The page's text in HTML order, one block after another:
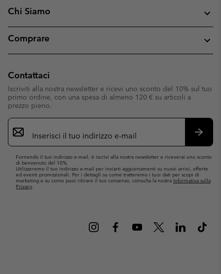
Chi Siamo
Comprare
Contattaci
Iscriviti alla nostra newsletter e ricevi uno sconto del 10% sul tuo
primo ordine, con una spesa di almeno 120 € su articoli a
prezzo pieno.
Iscrizione
e-
mail
Fornendo il tuo indirizzo e-mail, ti iscrivi alla nostra newsletter e riceverai uno sconto
di benvenuto del 10%.
Utilizzeremo il tuo indirizzo e-mail per inviarti aggiornamenti su nuovi arrivi, offerte
ed eventi promozionali. Per i dettagli su come tratteremo i tuoi dati per scopi di
marketing e su come puoi ritirare il tuo consenso, consulta la nostra Informativa sulla
Privacy.